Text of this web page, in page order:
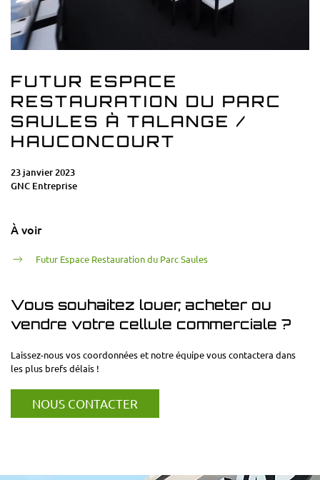
FUTUR ESPACE
RESTAURATION DU PARC
SAULES À TALANGE /
HAUCONCOURT
23 janvier 2023
GNC Entreprise
À voir
Futur Espace Restauration du Parc Saules
Vous souhaitez louer, acheter ou
vendre votre cellule commerciale ?
Laissez-nous vos coordonnées et notre équipe vous contactera dans
les plus brefs délais !
NOUS CONTACTER